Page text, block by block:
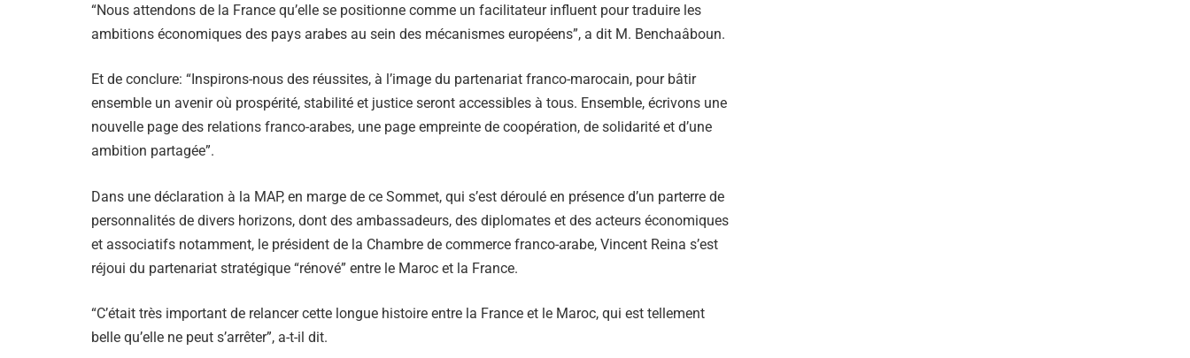
“Nous attendons de la France qu’elle se positionne comme un facilitateur influent pour traduire les
ambitions économiques des pays arabes au sein des mécanismes européens”, a dit M. Benchaâboun.
Et de conclure: “Inspirons-nous des réussites, à l’image du partenariat franco-marocain, pour bâtir
ensemble un avenir où prospérité, stabilité et justice seront accessibles à tous. Ensemble, écrivons une
nouvelle page des relations franco-arabes, une page empreinte de coopération, de solidarité et d’une
ambition partagée”.
Dans une déclaration à la MAP, en marge de ce Sommet, qui s’est déroulé en présence d’un parterre de
personnalités de divers horizons, dont des ambassadeurs, des diplomates et des acteurs économiques
et associatifs notamment, le président de la Chambre de commerce franco-arabe, Vincent Reina s’est
réjoui du partenariat stratégique “rénové” entre le Maroc et la France.
“C’était très important de relancer cette longue histoire entre la France et le Maroc, qui est tellement
belle qu’elle ne peut s’arrêter”, a-t-il dit.